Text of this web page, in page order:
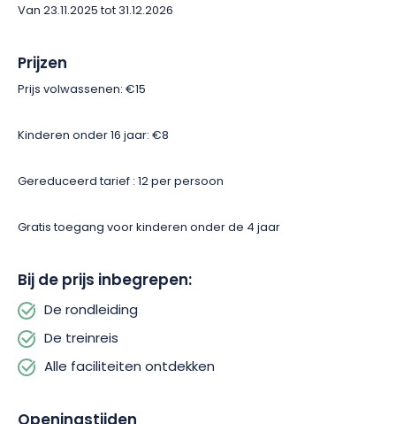
werd ingezet.
Inclusief de rondleiding, de treinreis en een bezoek aan alle
faciliteiten, kan dit 2,5 uur durende bezoek ook worden
Hackenbergkapel. Op de top wacht je een prachtig
Van 23.11.2025 tot 31.12.2026
Prijzen
Prijs volwassenen: €15
Kinderen onder 16 jaar: €8
Gereduceerd tarief : 12 per persoon
Gratis toegang voor kinderen onder de 4 jaar
Bij de prijs inbegrepen:
De rondleiding
De treinreis
Alle faciliteiten ontdekken